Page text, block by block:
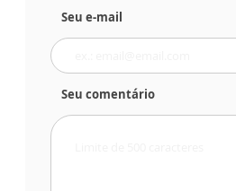
Seu e-mail
Seu comentário